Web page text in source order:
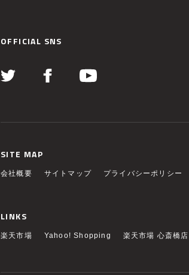
OFFICIAL SNS
SITE MAP
会社概要 サイトマップ プライバシーポリシー
LINKS
楽天市場 Yahoo! Shopping 楽天市場 心斎橋店